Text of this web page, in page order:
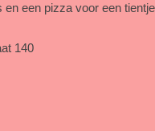
een pizza voor een
140